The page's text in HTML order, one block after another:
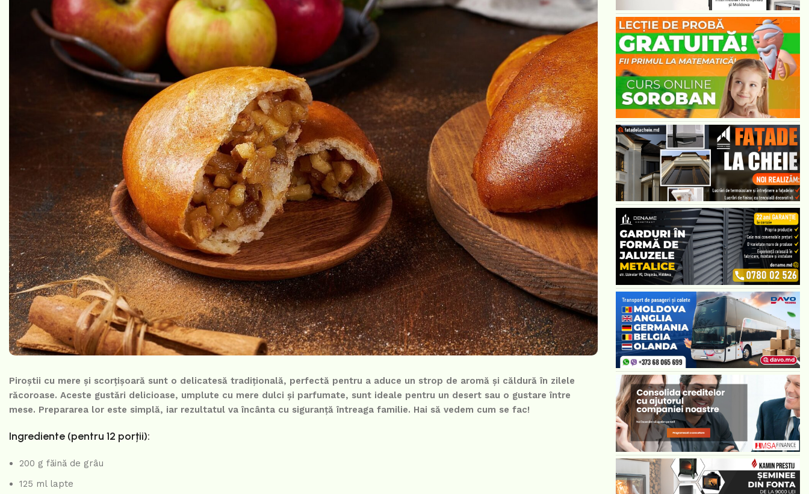
Piroștii cu mere și scorțișoară sunt o delicatesă tradițională, perfectă pentru a aduce un strop de aromă și căldură în zilele
răcoroase. Aceste gustări delicioase, umplute cu mere dulci și parfumate, sunt ideale pentru un desert sau o gustare între
mese. Prepararea lor este simplă, iar rezultatul va încânta cu siguranță întreaga familie. Hai să vedem cum se fac!
Ingrediente (pentru 12 porții):
200 g făină de grâu
125 ml lapte